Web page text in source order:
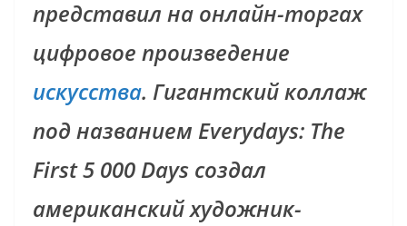
представил на онлайн-торгах
цифровое произведение
искусства. Гигантский коллаж
под названием Everydays: The
First 5 000 Days создал
американский художник-